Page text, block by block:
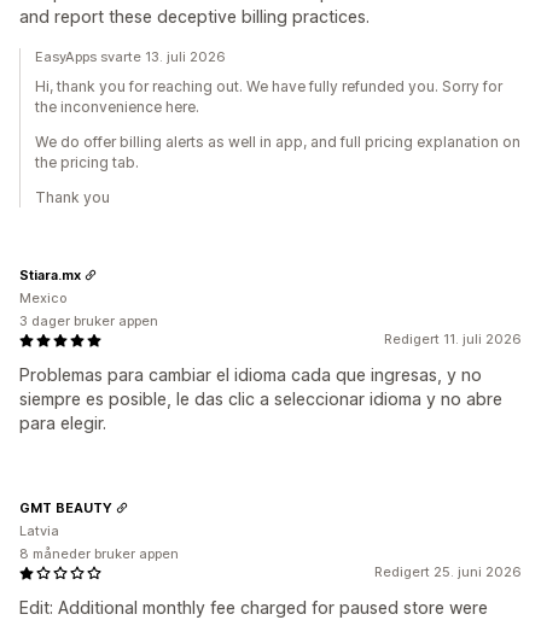
and report these deceptive billing practices.
EasyApps svarte 13. juli 2026
Hi, thank you for reaching out. We have fully refunded you. Sorry for
the inconvenience here.
We do offer billing alerts as well in app, and full pricing explanation on
the pricing tab.
Thank you
Redigert 11. juli 2026
Problemas para cambiar el idioma cada que ingresas, y no
siempre es posible, le das clic a seleccionar idioma y no abre
para elegir.
Stiara.mx
Mexico
3 dager bruker appen
Redigert 25. juni 2026
Edit: Additional monthly fee charged for paused store were
GMT BEAUTY
Latvia
8 måneder bruker appen